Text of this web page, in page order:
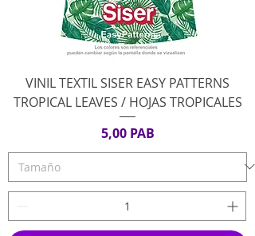
VINIL TEXTIL SISER EASY PATTERNS
TROPICAL LEAVES / HOJAS TROPICALES
Precio
5,00 PAB